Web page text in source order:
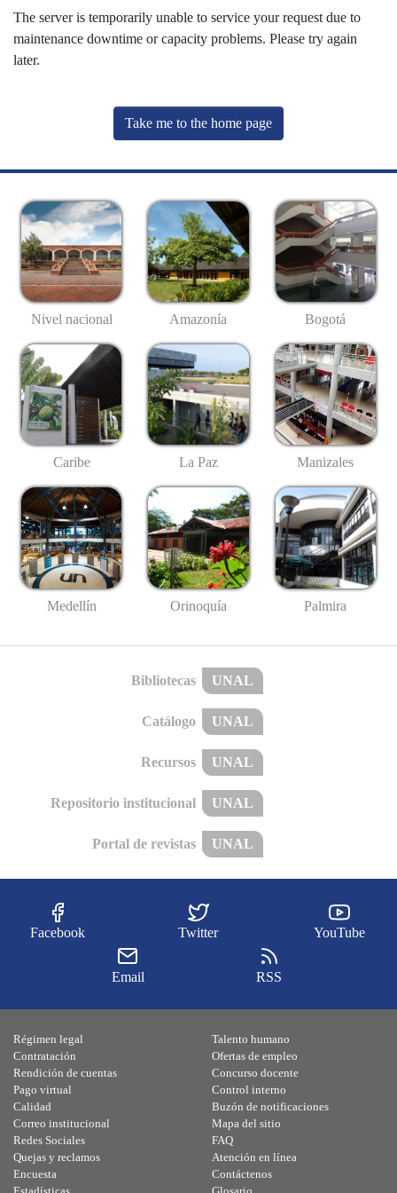
The server is temporarily unable to service your request due to
maintenance downtime or capacity problems. Please try again
later.
Take me to the home page
Nivel nacional Amazonía Bogotá
Caribe La Paz Manizales
Medellín Orinoquía Palmira
Bibliotecas UNAL
Catálogo UNAL
Recursos UNAL
Repositorio institucional UNAL
Portal de revistas UNAL
Facebook Twitter YouTube
Email RSS
Régimen legal
Contratación
Rendición de cuentas
Pago virtual
Calidad
Talento humano
Ofertas de empleo
Concurso docente
Control interno
Buzón de notificaciones
Correo institucional
Redes Sociales
Quejas y reclamos
Encuesta
Mapa del sitio
FAQ
Atención en línea
Contáctenos